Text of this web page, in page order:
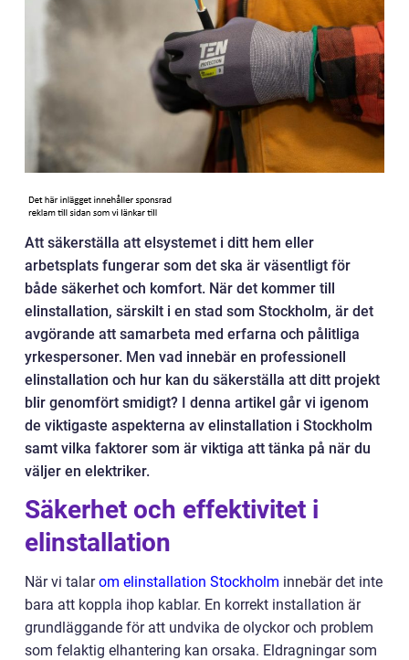
Att säkerställa att elsystemet i ditt hem eller
arbetsplats fungerar som det ska är väsentligt för
både säkerhet och komfort. När det kommer till
elinstallation, särskilt i en stad som Stockholm, är det
avgörande att samarbeta med erfarna och pålitliga
yrkespersoner. Men vad innebär en professionell
elinstallation och hur kan du säkerställa att ditt projekt
blir genomfört smidigt? I denna artikel går vi igenom
de viktigaste aspekterna av elinstallation i Stockholm
samt vilka faktorer som är viktiga att tänka på när du
väljer en elektriker.
Säkerhet och effektivitet i
elinstallation
När vi talarom elinstallation Stockholm innebär det inte
bara att koppla ihop kablar. En korrekt installation är
grundläggande för att undvika de olyckor och problem
som felaktig elhantering kan orsaka. Eldragningar som